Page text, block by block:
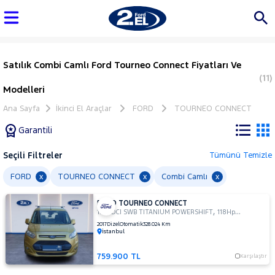
Satılık Combi Camlı Ford Tourneo Connect Fiyatları Ve
Modelleri
(11)
Ana Sayfa İkinci El Araçlar FORD TOURNEO CONNECT
Garantili
Tüm
Araçlar
AUDI
BMC
BMW
Seçili Filtreler Tümünü Temizle
FORD x TOURNEO CONNECT x Combi Camlı x
FORD TOURNEO CONNECT
1.5 TDCI SWB TITANIUM POWERSHIFT,118Hp,Combi
2017DizelOtomatik328.024 Km
İstanbul
759.900 TL Karşılaştır